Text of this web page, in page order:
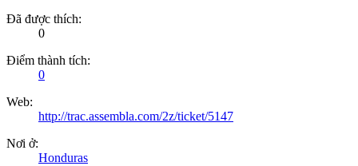
Đã được thích:
0
Điểm thành tích:
0
Web:
http://trac.assembla.com/2z/ticket/5147
Nơi ở:
Honduras